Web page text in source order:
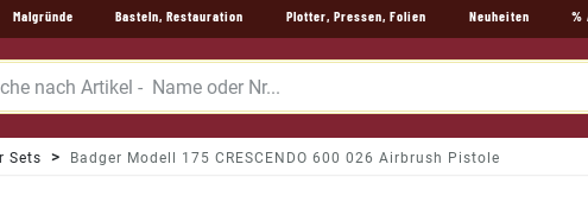
Malgründe Basteln, Restauration Plotter, Pressen, Folien Neuheiten %
Sets Badger Modell 175 CRESCENDO 600 026 Airbrush Pistole